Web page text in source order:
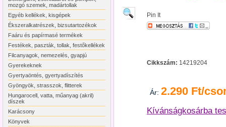
mozgó szemek, madártollak
Egyéb kellékek, kisgépek
Ékszeralkatrészek, bizsutartozékok
Faáru és papírmasé termékek
Festékek, paszták, tollak, festőkellékek
Filcanyagok, nemezelés, gyapjú
Gyerekeknek
Gyertyaöntés, gyertyadíszítés
Gyöngyök, strasszok, flitterek
Hungarocell, vatta, műanyag (akril)
díszek
Karácsony
Könyvek
Pin It
Cikkszám: 14219204
Ár: 2.290 Ft/
Kívánságkosárba